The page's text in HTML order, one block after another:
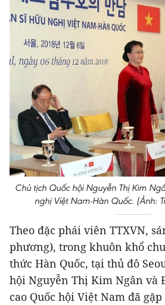
Chủ tịch Quốc hội Nguyễn Thị Kim
nghị Việt Nam-Hàn Quốc. (Ảnh:
Theo đặc phái viên TTXVN,
phương), trong khuôn khổ
thức Hàn Quốc, tại thủ đô
hội Nguyễn Thị Kim Ngân và
cao Quốc hội Việt Nam đã